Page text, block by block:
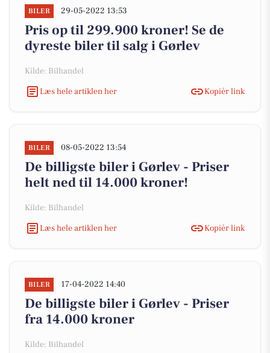
BILER 29-05-2022 13:53
Pris op til 299.900 kroner! Se de
dyreste biler til salg i Gørlev
Kilde: Bilhandel
Læs hele artiklen her
Kopiér link
BILER 08-05-2022 13:54
De billigste biler i Gørlev - Priser
helt ned til 14.000 kroner!
Kilde: Bilhandel
Læs hele artiklen her
Kopiér link
BILER 17-04-2022 14:40
De billigste biler i Gørlev - Priser
fra 14.000 kroner
Kilde: Bilhandel